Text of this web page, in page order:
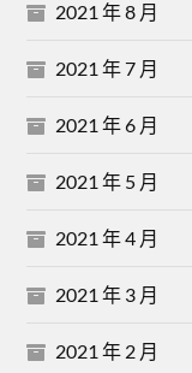
2021 年 8 月
2021 年 7 月
2021 年 6 月
2021 年 5 月
2021 年 4 月
2021 年 3 月
2021 年 2 月